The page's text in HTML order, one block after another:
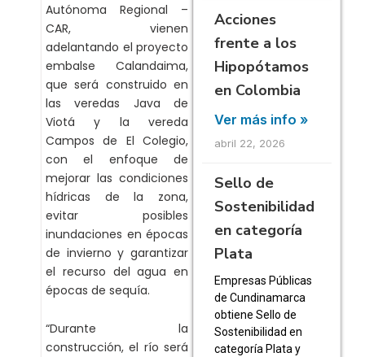
Autónoma Regional –
CAR, vienen
adelantando el proyecto
embalse Calandaima,
que será construido en
las veredas Java de
Viotá y la vereda
Campos de El Colegio,
con el enfoque de
mejorar las condiciones
hídricas de la zona,
evitar posibles
inundaciones en épocas
de invierno y garantizar
el recurso del agua en
épocas de sequía.
“Durante la
construcción, el río será
Acciones
frente a los
Hipopótamos
en Colombia
Ver más info »
abril 22, 2026
Sello de
Sostenibilidad
en categoría
Plata
Empresas Públicas
de Cundinamarca
obtiene Sello de
Sostenibilidad en
categoría Plata y